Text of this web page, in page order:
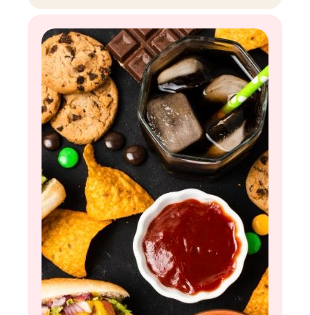
меня, как многодетной мамы, это очень
кожу в морозы и без страха наслаждаться
зимними активностями? Подобрать хороший
колд-крем.